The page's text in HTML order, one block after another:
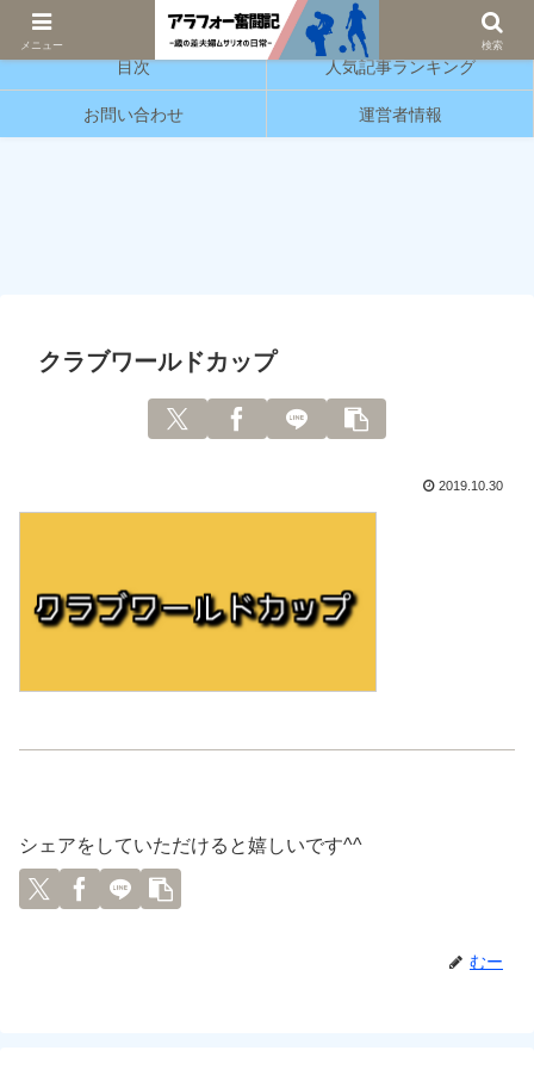
サッカーと育児の情報発信をしています。
目次 人気記事ランキング
お問い合わせ 運営者情報
クラブワールドカップ
2019.10.30
シェアをしていただけると嬉しいです^^
むー
メニュー 検索